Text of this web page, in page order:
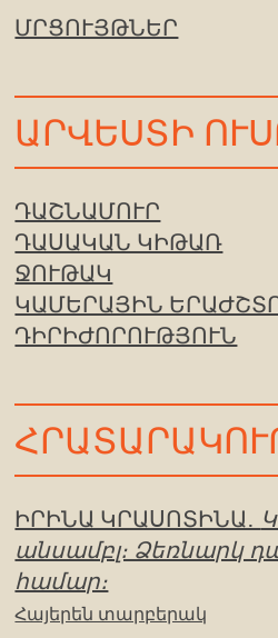
ԱՐՎԵՍՏԻ
ԴԱՇՆԱՄՈՒՐ
ԴԱՍԱԿԱՆ ԿԻԹԱՌ
ՋՈՒԹԱԿ
ԿԱՄԵՐԱՅԻՆ
ԴԻՐԻԺՈՐՈՒԹՅՈՒՆ
ԻՐԻՆԱ ԿՐԱՍՈՏԻՆԱ․
անսամբլ։ Ձեռնարկ
համար։
Հայերեն տարբերակ
ՄՐՑՈՒՅԹՆԵՐ